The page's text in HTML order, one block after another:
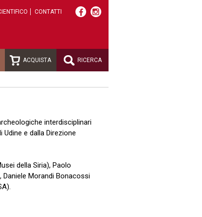
CONTATTI
ACQUISTA RICERCA
interdisciplinari
e dalla Direzione
della Siria), Paolo
Daniele Morandi Bonacossi